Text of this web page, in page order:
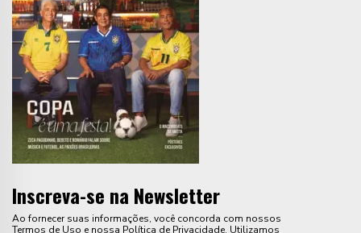
Inscreva-se na Newsletter
Ao fornecer suas informações, você concorda com nossos
Termos de Uso e nossa Política de Privacidade. Utilizamos